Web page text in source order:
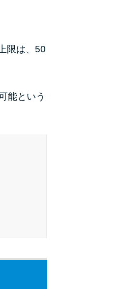
処法
限は、50
能という